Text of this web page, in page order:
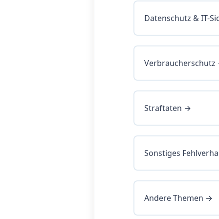
Datenschutz & IT-
Verbraucherschutz
Straftaten →
Sonstiges
Andere Themen →